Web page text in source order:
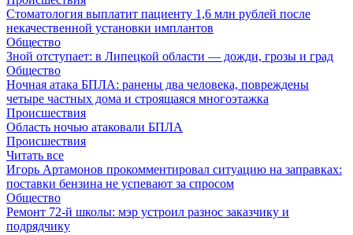
Стоматология выплатит пациенту 1,6 млн рублей после
некачественной установки имплантов
Общество
Зной отступает: в Липецкой области — дожди, грозы и град
Общество
Ночная атака БПЛА: ранены два человека, повреждены
четыре частных дома и строящаяся многоэтажка
Происшествия
Область ночью атаковали БПЛА
Происшествия
Читать все
Игорь Артамонов прокомментировал ситуацию на заправках:
поставки бензина не успевают за спросом
Общество
Ремонт 72‑й школы: мэр устроил разнос заказчику и
подрядчику